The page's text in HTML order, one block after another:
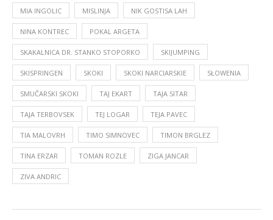
MIA INGOLIC MISLINJA NIK GOSTISA LAH
NINA KONTREC POKAL ARGETA
SKAKALNICA DR. STANKO STOPORKO SKIJUMPING
SKISPRINGEN SKOKI SKOKI NARCIARSKIE SŁOWENIA
SMUČARSKI SKOKI TAJ EKART TAJA SITAR
TAJA TERBOVSEK TEJ LOGAR TEJA PAVEC
TIA MALOVRH TIMO SIMNOVEC TIMON BRGLEZ
TINA ERZAR TOMAN ROZLE ZIGA JANCAR
ZIVA ANDRIC